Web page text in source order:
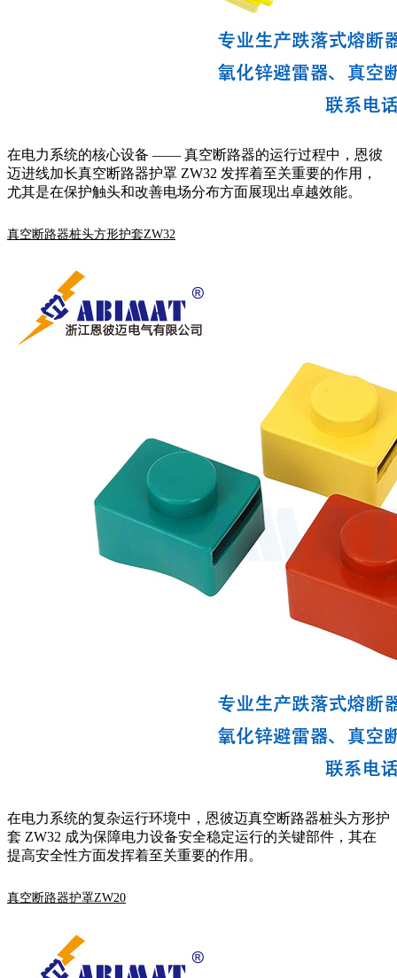
在电力系统的核心设备 —— 真空断路器的运行过程中，恩彼
迈进线加长真空断路器护罩 ZW32 发挥着至关重要的作用，
尤其是在保护触头和改善电场分布方面展现出卓越效能。
真空断路器桩头方形护套ZW32
在电力系统的复杂运行环境中，恩彼迈真空断路器桩头方形护
套 ZW32 成为保障电力设备安全稳定运行的关键部件，其在
提高安全性方面发挥着至关重要的作用。
真空断路器护罩ZW20